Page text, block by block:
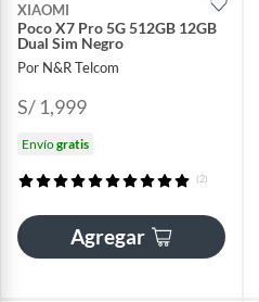
XIAOMI
Poco X7 Pro 5G 512GB 12GB
Dual Sim Negro
Por N&R Telcom
S/ 1,999
Envíogratis
(2)
Agregar